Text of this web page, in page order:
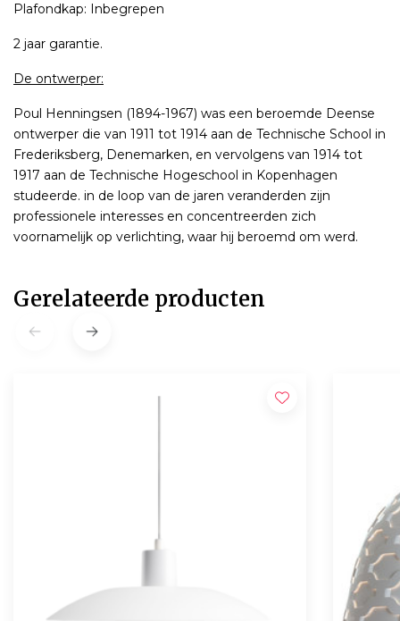
Plafondkap: Inbegrepen
2 jaar garantie.
De ontwerper:
Poul Henningsen (1894-1967) was een beroemde Deense
ontwerper die van 1911 tot 1914 aan de Technische School in
Frederiksberg, Denemarken, en vervolgens van 1914 tot
1917 aan de Technische Hogeschool in Kopenhagen
studeerde. in de loop van de jaren veranderden zijn
professionele interesses en concentreerden zich
voornamelijk op verlichting, waar hij beroemd om werd.
Gerelateerde producten